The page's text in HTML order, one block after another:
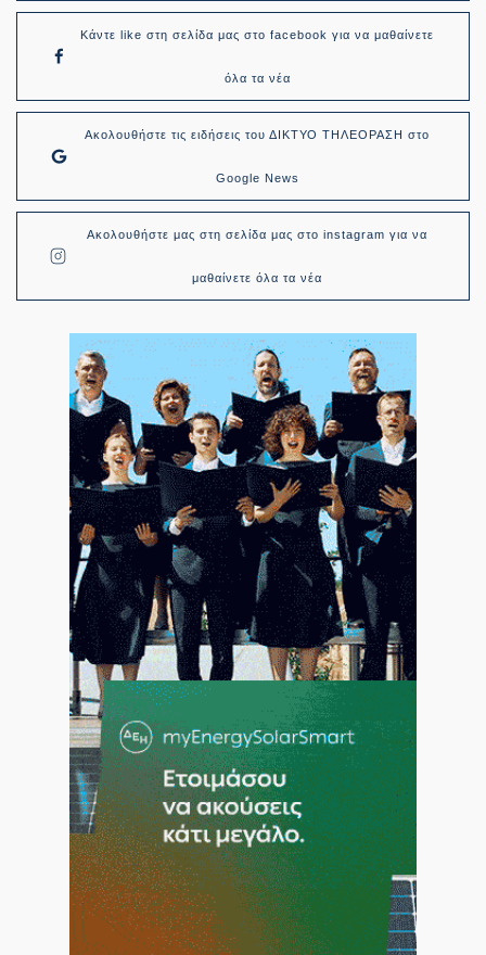
Κάντε like στη σελίδα μας στο facebook για να μαθαίνετε
όλα τα νέα
Ακολουθήστε τις ειδήσεις του ΔΙΚΤΥΟ ΤΗΛΕΟΡΑΣΗ στο
Google News
Ακολουθήστε μας στη σελίδα μας στο instagram για να
μαθαίνετε όλα τα νέα